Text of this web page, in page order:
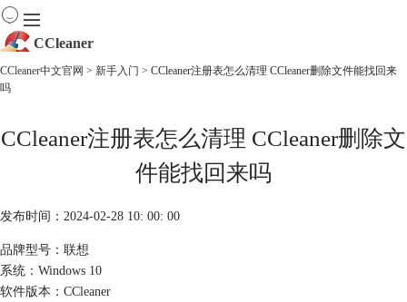
CCleaner
下载
CCleaner中文官网 > 新手入门 > CCleaner注册表怎么清理 CCleaner删除文件能找回来
吗
CCleaner注册表怎么清理 CCleaner删除文
件能找回来吗
发布时间：2024-02-28 10: 00: 00
品牌型号：联想
系统：Windows 10
软件版本：CCleaner